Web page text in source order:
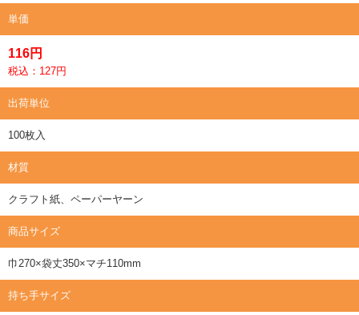
単価
116円
税込：127円
出荷単位
100枚入
材質
クラフト紙、ペーパーヤーン
商品サイズ
巾270×袋丈350×マチ110mm
持ち手サイズ